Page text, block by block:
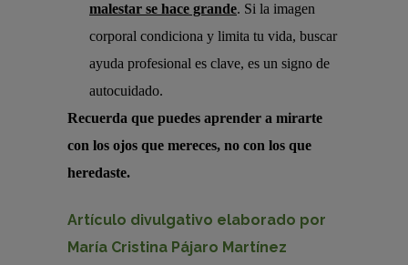
malestar se hace grande. Si la imagen
corporal condiciona y limita tu vida, buscar
ayuda profesional es clave, es un signo de
autocuidado.
Recuerda que puedes aprender a mirarte
con los ojos que mereces, no con los que
heredaste.
Artículo divulgativo elaborado por
María Cristina Pájaro Martínez